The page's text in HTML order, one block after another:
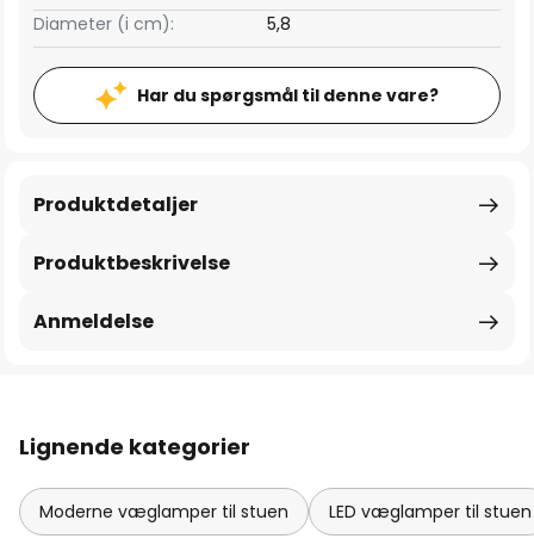
Diameter (i cm):
5,8
Har du spørgsmål til denne vare?
Produktbeskrivelse
Produktdetaljer
Anmeldelse
Lignende kategorier
Moderne væglamper til stuen LED væglamper til stuen